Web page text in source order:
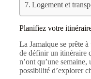
Logement et
Planifiez votre
La Jamaïque se prête
de définir un itinéraire
n’ont qu’une
possibilité d’explorer